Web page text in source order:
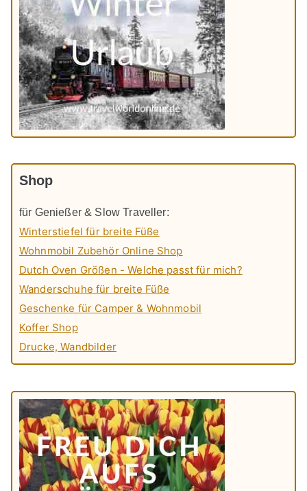
Shop
für Genießer & Slow Traveller:
Winterstiefel für breite Füße
Wohnmobil Zubehör Online Shop
Dutch Oven Größen - Welche passt für mich?
Wanderschuhe für breite Füße
Geschenke für Camper & Wohnmobil
Koffer Shop
Drucke, Wandbilder